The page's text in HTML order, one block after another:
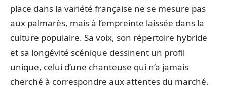
place dans la variété française ne se mesure pas
aux palmarès, mais à l’empreinte laissée dans la
culture populaire. Sa voix, son répertoire hybride
et sa longévité scénique dessinent un profil
unique, celui d’une chanteuse qui n’a jamais
cherché à correspondre aux attentes du marché.